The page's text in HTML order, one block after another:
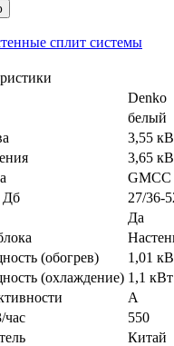
сплит системы
Denko
белый
3,55
3,65
Дб
27/36-
Да
(обогрев)
1,01
(охлаждение) 1,1 кВт
A
час
550
Китай